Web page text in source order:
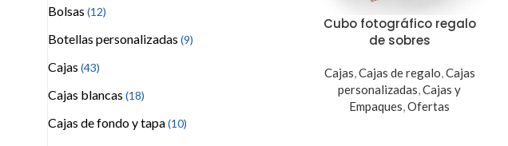
Bolsas (12)
Botellas personalizadas (9)
Cajas (43)
Cajas blancas (18)
Cajas de fondo y tapa(10)
Cubo fotográfico regalo
de sobres
Cajas,Cajas de regalo,Cajas
personalizadas,Cajas y
Empaques,Ofertas